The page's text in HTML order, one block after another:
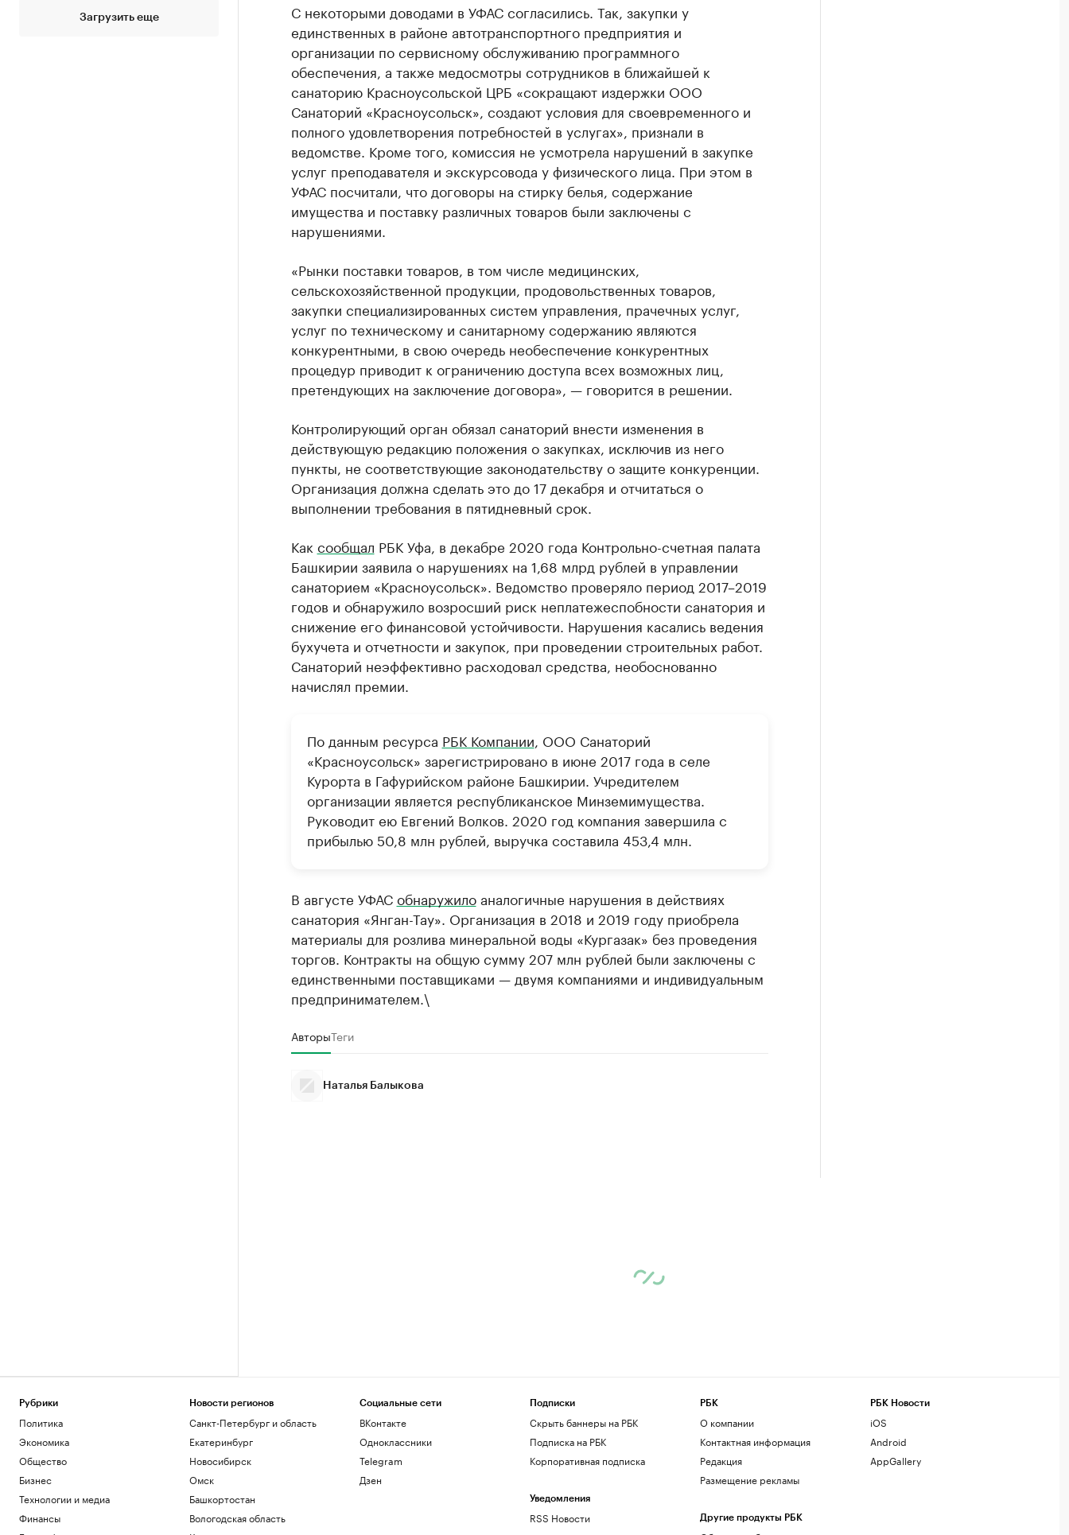
Загрузить еще
С некоторыми доводами в УФАС согласились. Так, закупки у
единственных в районе автотранспортного предприятия и
организации по сервисному обслуживанию программного
обеспечения, а также медосмотры сотрудников в ближайшей к
санаторию Красноусольской ЦРБ «сокращают издержки ООО
Санаторий «Красноусольск», создают условия для своевременного и
полного удовлетворения потребностей в услугах», признали в
ведомстве. Кроме того, комиссия не усмотрела нарушений в закупке
услуг преподавателя и экскурсовода у физического лица. При этом в
УФАС посчитали, что договоры на стирку белья, содержание
имущества и поставку различных товаров были заключены с
нарушениями.
«Рынки поставки товаров, в том числе медицинских,
сельскохозяйственной продукции, продовольственных товаров,
закупки специализированных систем управления, прачечных услуг,
услуг по техническому и санитарному содержанию являются
конкурентными, в свою очередь необеспечение конкурентных
процедур приводит к ограничению доступа всех возможных лиц,
претендующих на заключение договора», — говорится в решении.
Контролирующий орган обязал санаторий внести изменения в
действующую редакцию положения о закупках, исключив из него
пункты, не соответствующие законодательству о защите конкуренции.
Организация должна сделать это до 17 декабря и отчитаться о
выполнении требования в пятидневный срок.
Как сообщал РБК Уфа, в декабре 2020 года Контрольно-счетная палата
Башкирии заявила о нарушениях на 1,68 млрд рублей в управлении
санаторием «Красноусольск». Ведомство проверяло период 2017–2019
годов и обнаружило возросший риск неплатежеспобности санатория и
снижение его финансовой устойчивости. Нарушения касались ведения
бухучета и отчетности и закупок, при проведении строительных работ.
Санаторий неэффективно расходовал средства, необоснованно
начислял премии.
По данным ресурса РБК Компании , ООО Санаторий
«Красноусольск» зарегистрировано в июне 2017 года в селе
Курорта в Гафурийском районе Башкирии. Учредителем
организации является республиканское Минземимущества.
Руководит ею Евгений Волков. 2020 год компания завершила с
прибылью 50,8 млн рублей, выручка составила 453,4 млн.
В августе УФАСобнаружилоаналогичные нарушения в действиях
санатория «Янган-Тау». Организация в 2018 и 2019 году приобрела
материалы для розлива минеральной воды «Кургазак» без проведения
торгов. Контракты на общую сумму 207 млн рублей были заключены с
единственными поставщиками — двумя компаниями и индивидуальным
предпринимателем.\
АвторыТеги
Наталья Балыкова
Рубрики
Политика
Экономика
Общество
Бизнес
Технологии и медиа
Финансы
Новости регионов
Санкт-Петербург и область
Екатеринбург
Новосибирск
Омск
Башкортостан
Вологодская область
Социальные сети
ВКонтакте
Одноклассники
Telegram
Дзен
Подписки
Скрыть баннеры на РБК
Подписка на РБК
Корпоративная подписка
Уведомления
RSS Новости
РБК
О компании
Контактная информация
Редакция
Размещение рекламы
Другие продукты РБК
РБК Новости
iOS
Android
AppGallery